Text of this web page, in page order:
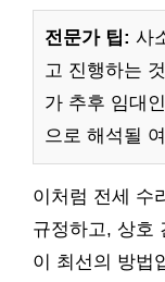
전문가 팁: 사
고 진행하는
가 추후 임대
으로 해석될
이처럼 전세 수
규정하고, 상호
이 최선의 방법